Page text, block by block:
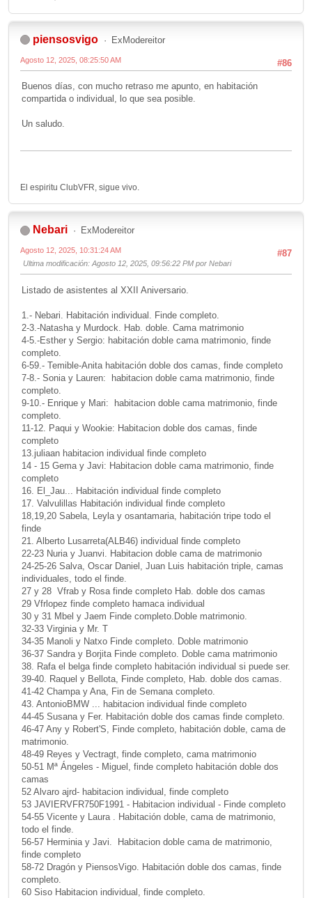
piensosvigo ExModereitor
#86
Agosto 12, 2025, 08:25:50 AM
Buenos días, con mucho retraso me apunto, en habitación
compartida o individual, lo que sea posible.
Un saludo.
El espiritu ClubVFR, sigue vivo.
Nebari ExModereitor
#87
Agosto 12, 2025, 10:31:24 AM
Ultima modificación: Agosto 12, 2025, 09:56:22 PM por Nebari
Listado de asistentes al XXII Aniversario.
1.- Nebari. Habitación individual. Finde completo.
2-3.-Natasha y Murdock. Hab. doble. Cama matrimonio
4-5.-Esther y Sergio: habitación doble cama matrimonio, finde
completo.
6-59.- Temible-Anita habitación doble dos camas, finde completo
7-8.- Sonia y Lauren: habitacion doble cama matrimonio, finde
completo.
9-10.- Enrique y Mari: habitacion doble cama matrimonio, finde
completo.
11-12. Paqui y Wookie: Habitacion doble dos camas, finde
completo
13.juliaan habitacion individual finde completo
14 - 15 Gema y Javi: Habitacion doble cama matrimonio, finde
completo
16. El_Jau... Habitación individual finde completo
17. Valvulillas Habitación individual finde completo
18,19,20 Sabela, Leyla y osantamaria, habitación tripe todo el
finde
21. Alberto Lusarreta(ALB46) individual finde completo
22-23 Nuria y Juanvi. Habitacion doble cama de matrimonio
24-25-26 Salva, Oscar Daniel, Juan Luis habitación triple, camas
individuales, todo el finde.
27 y 28 Vfrab y Rosa finde completo Hab. doble dos camas
29 Vfrlopez finde completo hamaca individual
30 y 31 Mbel y Jaem Finde completo.Doble matrimonio.
32-33 Virginia y Mr. T
34-35 Manoli y Natxo Finde completo. Doble matrimonio
36-37 Sandra y Borjita Finde completo. Doble cama matrimonio
38. Rafa el belga finde completo habitación individual si puede ser.
39-40. Raquel y Bellota, Finde completo, Hab. doble dos camas.
41-42 Champa y Ana, Fin de Semana completo.
43. AntonioBMW ... habitacion individual finde completo
44-45 Susana y Fer. Habitación doble dos camas finde completo.
46-47 Any y Robert'S, Finde completo, habitación doble, cama de
matrimonio.
48-49 Reyes y Vectragt, finde completo, cama matrimonio
50-51 Mª Ángeles - Miguel, finde completo habitación doble dos
camas
52 Alvaro ajrd- habitacion individual, finde completo
53 JAVIERVFR750F1991 - Habitacion individual - Finde completo
54-55 Vicente y Laura . Habitación doble, cama de matrimonio,
todo el finde.
56-57 Herminia y Javi. Habitacion doble cama de matrimonio,
finde completo
58-72 Dragón y PiensosVigo. Habitación doble dos camas, finde
completo.
60 Siso Habitacion individual, finde completo.